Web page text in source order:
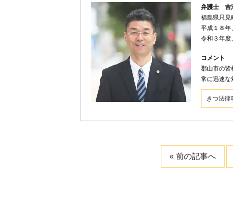
弁護士 吉
福島県只見
平成１８年
令和３年度
コメント
郡山市の皆
常に迅速な
きつ法律
« 前の記事へ